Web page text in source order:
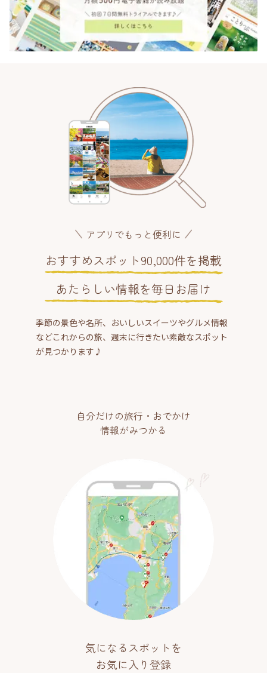
アプリでもっと便利に
おすすめスポット90,000件を掲載
あたらしい情報を毎日お届け
季節の景色や名所、おいしいスイーツやグルメ情報
などこれからの旅、週末に行きたい素敵なスポット
が見つかります♪
自分だけの旅行・おでかけ
情報がみつかる
気になるスポットを
お気に入り登録